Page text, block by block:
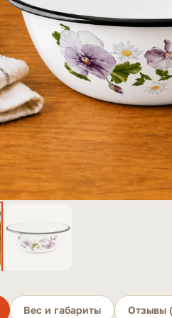
Вес и габариты Отзывы